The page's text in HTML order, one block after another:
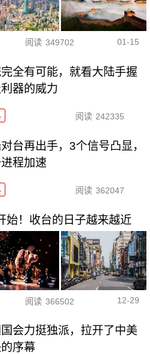
阅读 349702 01-15
全有可能，就看大陆手握
器的威力
阅读 242335
台再出手，3个信号凸显，
程加速
阅读 362047
始！收台的日子越来越近
阅读 366502 12-29
会力挺独派，拉开了中美
序幕